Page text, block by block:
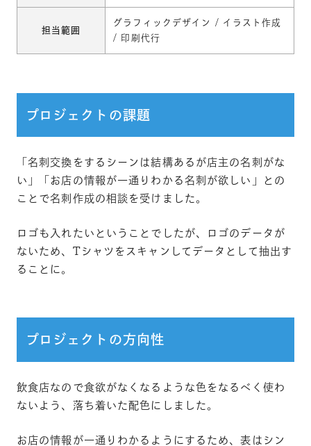
担当範囲
グラフィックデザイン / イラスト作成
/ 印刷代行
プロジェクトの課題
「名刺交換をするシーンは結構あるが店主の名刺がな
い」「お店の情報が一通りわかる名刺が欲しい」との
ことで名刺作成の相談を受けました。
ロゴも入れたいということでしたが、ロゴのデータが
ないため、Tシャツをスキャンしてデータとして抽出す
ることに。
プロジェクトの方向性
飲食店なので食欲がなくなるような色をなるべく使わ
ないよう、落ち着いた配色にしました。
お店の情報が一通りわかるようにするため、表はシン